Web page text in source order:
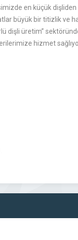
en küçük dişliden
büyük bir titizlik ve
dişli üretim”
hizmet